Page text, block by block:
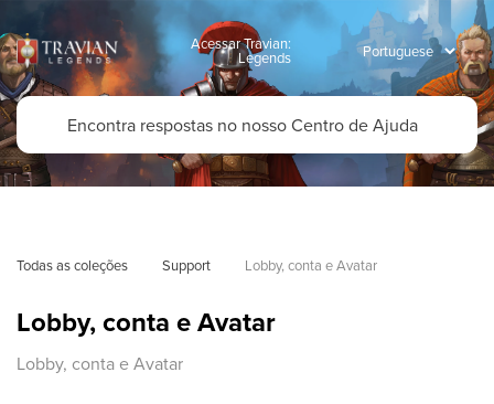
Acessar Travian:
Legends
Todas as coleções Support Lobby, conta e Avatar
Lobby, conta e Avatar
Lobby, conta e Avatar